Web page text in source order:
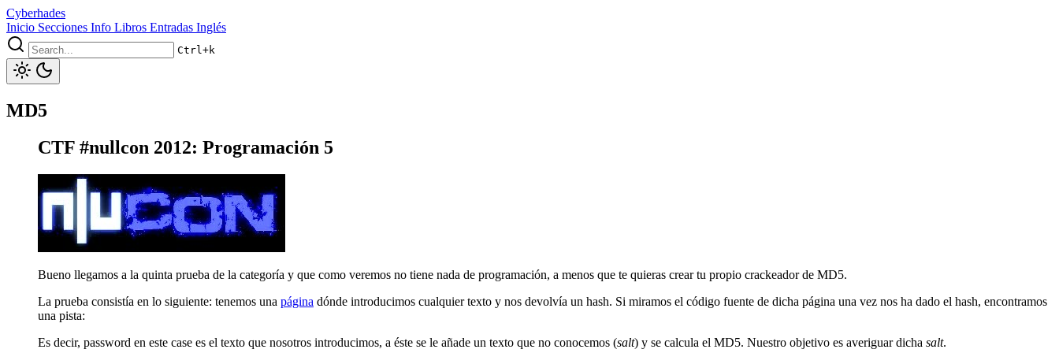
Cyberhades
Inicio Secciones Info Libros Entradas Inglés
Ctrl+k
MD5
CTF #nullcon 2012: Programación 5
Bueno llegamos a la quinta prueba de la categoría y que como veremos no tiene nada de programación, a menos que te quieras crear tu propio crackeador de MD5.
La prueba consistía en lo siguiente: tenemos una página dónde introducimos cualquier texto y nos devolvía un hash. Si miramos el código fuente de dicha página una vez nos ha dado el hash, encontramos
una pista:
Es decir, password en este case es el texto que nosotros introducimos, a éste se le añade un texto que no conocemos (salt) y se calcula el MD5. Nuestro objetivo es averiguar dicha salt.